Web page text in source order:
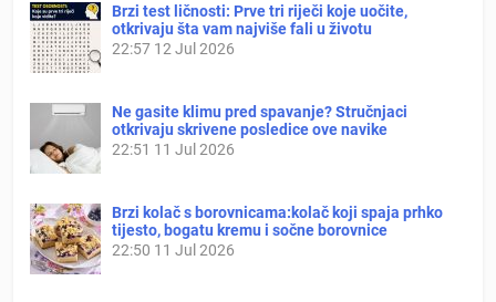
Brzi test ličnosti: Prve tri riječi koje uočite,
otkrivaju šta vam najviše fali u životu
22:57 12 Jul 2026
Ne gasite klimu pred spavanje? Stručnjaci
otkrivaju skrivene posledice ove navike
22:51 11 Jul 2026
Brzi kolač s borovnicama:kolač koji spaja prhko
tijesto, bogatu kremu i sočne borovnice
22:50 11 Jul 2026